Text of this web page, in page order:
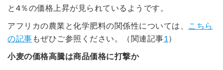
と4％の価格上昇が見られているようです。
アフリカの農業と化学肥料の関係性については、
こちら
の記事 もぜひご参照ください。（関連記事1 ）
小麦の価格高騰は商品価格に打撃か